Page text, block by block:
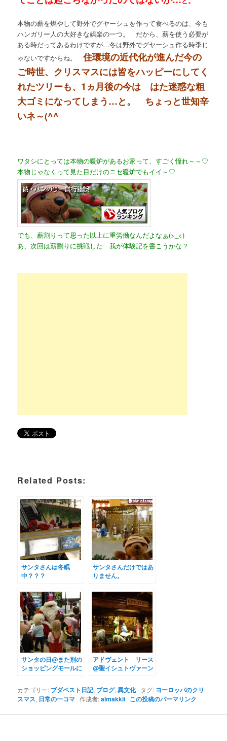
本物の薪を燃やして野外でグヤーシュを作って食べるのは、今も
ハンガリー人の大好きな娯楽の一つ。 だから、薪を使う必要が
ある時だってあるわけですが…冬は野外でグヤーシュ作る時季じ
ゃないですからね。住環境の近代化が進んだ今の
ご時世、クリスマスには皆をハッピーにしてく
れたツリーも、1ヵ月後の今は はた迷惑な粗
大ゴミになってしまう…と。 ちょっと世知辛
いネ～(^^ゞ
ワタシにとっては本物の暖炉があるお家って、すごく憧れ～～♡
本物じゃなくって見た目だけのニセ暖炉でもイイ～♡
でも、薪割りって思った以上に重労働なんだよなぁ(>_<)
あ、次回は薪割りに挑戦した 我が体験記を書こうかな？
Related Posts:
サンタさんは冬眠
中？？？
サンタさんだけではあ
りません。
サンタの日@また別の
ショッピングモールに
アドヴェント リース
@聖イシュトヴァーン
カテゴリー: ブダペスト日記, ブログ,異文化タグ: ヨーロッパのクリ
スマス, 日常の一コマ 作成者:almakkii この投稿のパーマリンク